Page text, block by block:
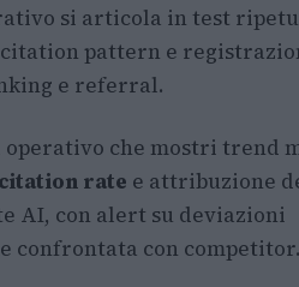
si articola in test
pattern e
e referral.
operativo che mostri trend
citation rate e attribuzione
AI, con alert su deviazioni
confrontata con